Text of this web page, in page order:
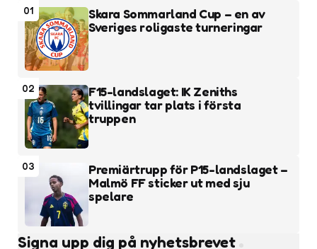
01
Skara Sommarland Cup – en av
Sveriges roligaste turneringar
02
F15-landslaget: IK Zeniths
tvillingar tar plats i första
truppen
03
Premiärtrupp för P15-landslaget –
Malmö FF sticker ut med sju
spelare
Signa upp dig på nyhetsbrevet